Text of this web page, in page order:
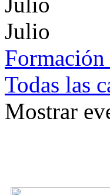
Julio
Todas las
Mostrar